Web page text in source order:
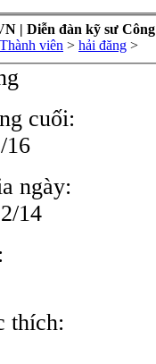
| Diễn đàn kỹ sư
Thành viên > hải đăng >
cuối:
16
ngày:
14
thích: